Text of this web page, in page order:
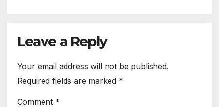
Leave a Reply
Your email address will not be published.
Required fields are marked *
Comment *